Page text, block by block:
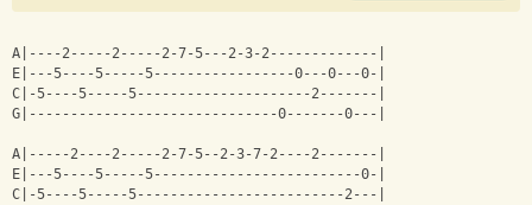
A|----2-----2-----2-7-5---2-3-2-------------|
E|---5----5-----5-----------------0---0---0-|
C|-5----5-----5---------------------2-------|
G|------------------------------0-------0---|
A|-----2----2-----2-7-5--2-3-7-2----2-------|
E|---5----5-----5-------------------------0-|
C|-5----5-----5-------------------------2---|